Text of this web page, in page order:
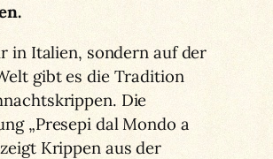
in Italien, sondern auf der
gibt es die Tradition
Die
„Presepi dal Mondo a
Krippen aus der